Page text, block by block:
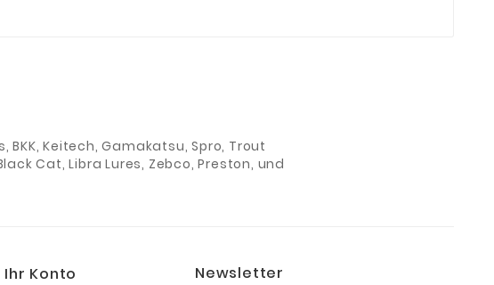
Keitech, Gamakatsu, Spro, Trout
Cat, Libra Lures, Zebco, Preston, und
Ihr Konto Newsletter